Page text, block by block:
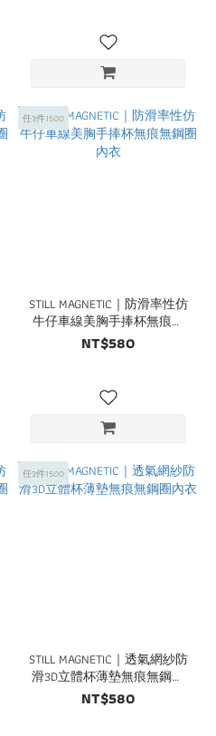
任3件1500
STILL MAGNETIC｜防滑率性仿
牛仔車線美胸手捧杯無痕無
鋼圈內衣
NT$580
任3件1500
STILL MAGNETIC｜透氣網紗防
滑3D立體杯薄墊無痕無鋼圈
內衣
NT$580